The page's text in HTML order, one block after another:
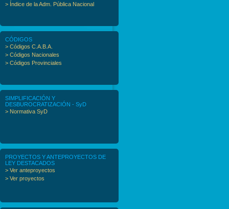
> Índice de la Adm. Pública Nacional
CÓDIGOS
> Códigos C.A.B.A.
> Códigos Nacionales
> Códigos Provinciales
SIMPLIFICACIÓN Y
DESBUROCRATIZACIÓN - SyD
> Normativa SyD
PROYECTOS Y ANTEPROYECTOS DE
LEY DESTACADOS
> Ver anteproyectos
> Ver proyectos